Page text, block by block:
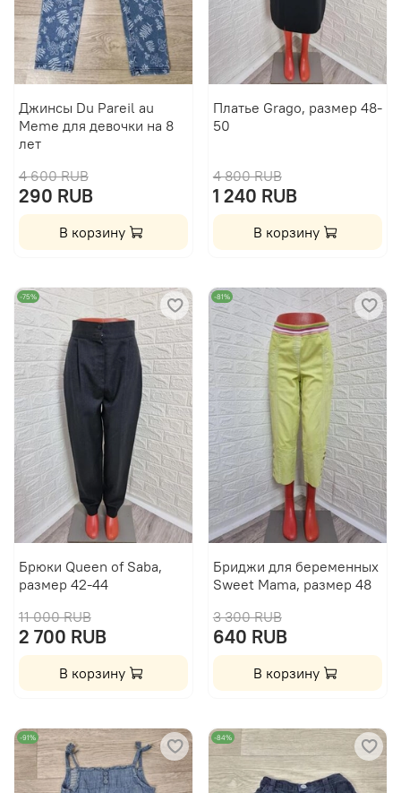
Джинсы Du Pareil au
Meme для девочки на 8
лет
4 600 RUB
290 RUB
В корзину
Платье Grago, размер 48-
50
4 800 RUB
1 240 RUB
В корзину
-75%
Брюки Queen of Saba,
размер 42-44
11 000 RUB
2 700 RUB
В корзину
-81%
Бриджи для беременных
Sweet Mama, размер 48
3 300 RUB
640 RUB
В корзину
-91% -84%